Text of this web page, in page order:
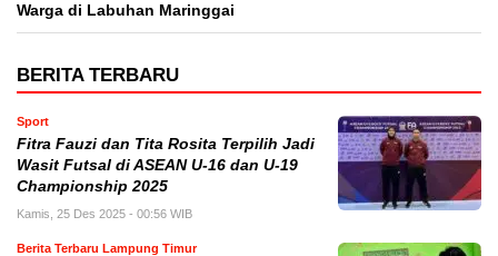
Warga di Labuhan Maringgai
BERITA TERBARU
Sport
Fitra Fauzi dan Tita Rosita Terpilih Jadi
Wasit Futsal di ASEAN U-16 dan U-19
Championship 2025
Kamis, 25 Des 2025 - 00:56 WIB
Berita Terbaru Lampung Timur